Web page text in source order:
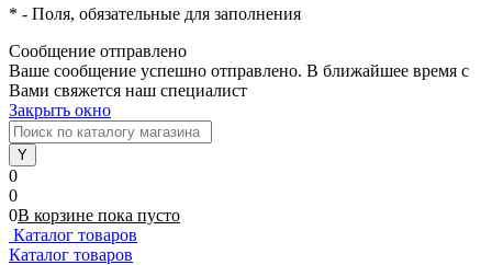
* - Поля, обязательные для заполнения
Сообщение отправлено
Ваше сообщение успешно отправлено. В ближайшее время с
Вами свяжется наш специалист
Закрыть окно
0
0
0В корзине пока пусто
Каталог товаров
Каталог товаров